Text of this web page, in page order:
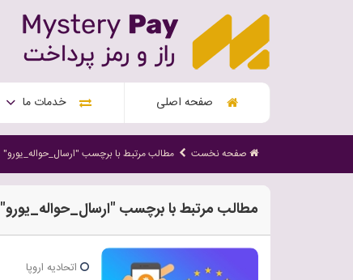
صفحه اصلی خدمات ما
صفحه نخست مطالب مرتبط با برچسب "ارسال_حواله_یورو"
مطالب مرتبط با برچسب "ارسال_حواله_یورو"
اتحادیه اروپا